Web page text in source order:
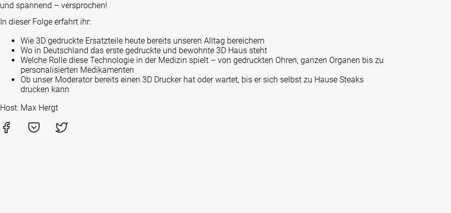
und spannend – versprochen!
In dieser Folge erfahrt ihr:
Wie 3D gedruckte Ersatzteile heute bereits unseren Alltag bereichern
Wo in Deutschland das erste gedruckte und bewohnte 3D Haus steht
Welche Rolle diese Technologie in der Medizin spielt – von gedruckten Ohren, ganzen Organen bis zu
personalisierten Medikamenten
Ob unser Moderator bereits einen 3D Drucker hat oder wartet, bis er sich selbst zu Hause Steaks
drucken kann
Host: Max Hergt